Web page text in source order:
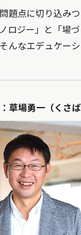
題点に切り込み
ロジー」と「場
んなエデュケー
草場勇一（くさば